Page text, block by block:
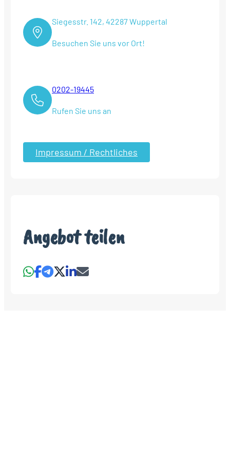
Siegesstr. 142, 42287 Wuppertal
Besuchen Sie uns vor Ort!
0202-19445
Rufen Sie uns an
Impressum / Rechtliches
Angebot teilen